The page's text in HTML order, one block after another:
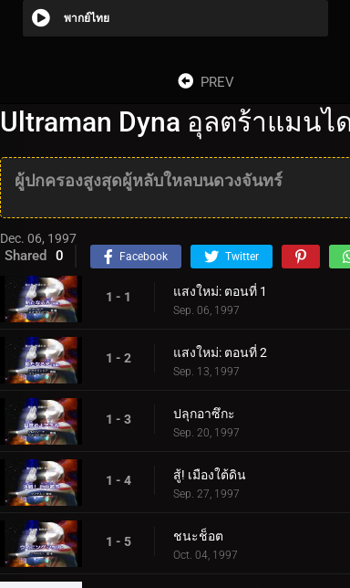
พากย์ไทย
PREV
Ultraman Dyna อุลตร้าแมนไ
ผู้ปกครองสูงสุดผู้หลับใหลบนดวงจันทร์
Dec. 06, 1997
Shared 0 Facebook Twitter
1 - 1 แสงใหม่: ตอนที่ 1
Sep. 06, 1997
1 - 2 แสงใหม่: ตอนที่ 2
Sep. 13, 1997
1 - 3 ปลุกอาซึกะ
Sep. 20, 1997
1 - 4 สู้! เมืองใต้ดิน
Sep. 27, 1997
1 - 5 ชนะช็อต
Oct. 04, 1997